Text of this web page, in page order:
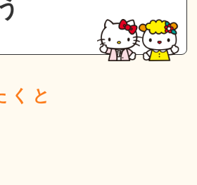
くと